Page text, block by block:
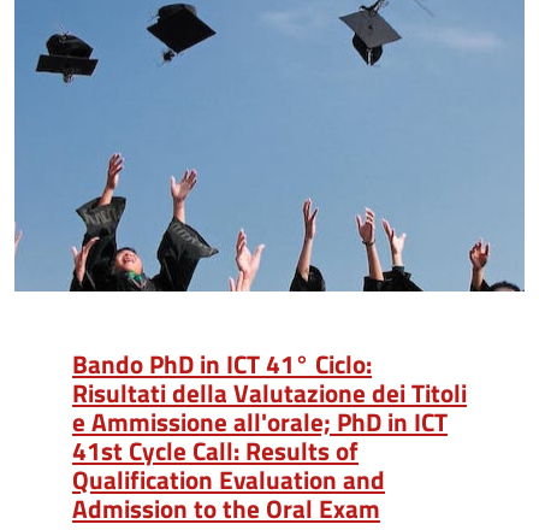
Bando PhD in ICT 41° Ciclo:
Risultati della Valutazione dei Titoli
e Ammissione all'orale; PhD in ICT
41st Cycle Call: Results of
Qualification Evaluation and
Admission to the Oral Exam